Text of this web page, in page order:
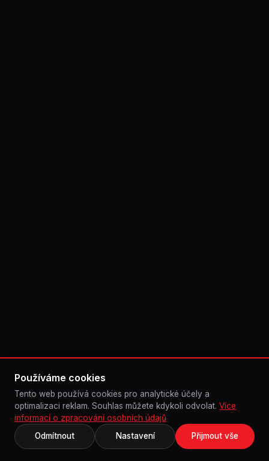
Používáme cookies
Tento web používá cookies pro analytické účely a
optimalizaci reklam. Souhlas můžete kdykoli odvolat. Více
informací o zpracování osobních údajů
Odmítnout
Nastavení Přijmout vše